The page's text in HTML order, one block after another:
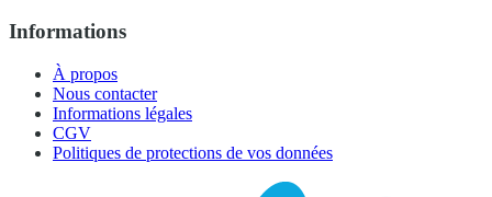
Informations
À propos
Nous contacter
Informations légales
CGV
Politiques de protections de vos données